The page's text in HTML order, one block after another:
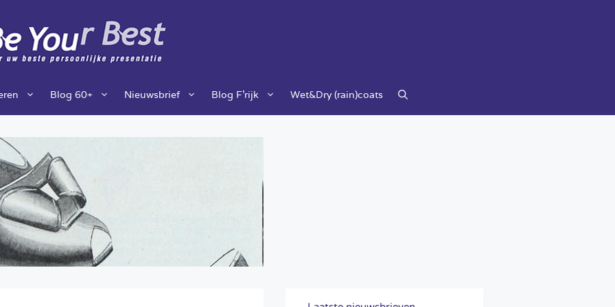
Blog 60+ Nieuwsbrief Blog F’rijk Wet&Dry (rain)coats